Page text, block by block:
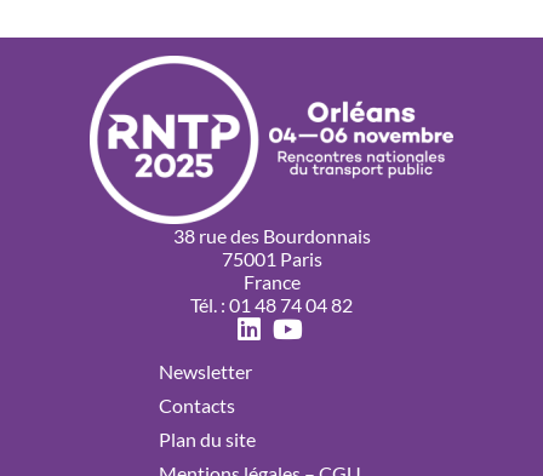
38 rue des Bourdonnais
75001 Paris
France
Tél. : 01 48 74 04 82
Newsletter
Contacts
Plan du site